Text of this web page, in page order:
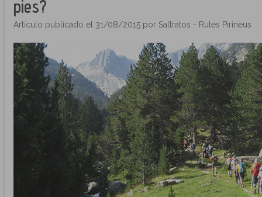
pies?
Artículo publicado el 31/08/2015 por Saltratos - Rutes Pirineus